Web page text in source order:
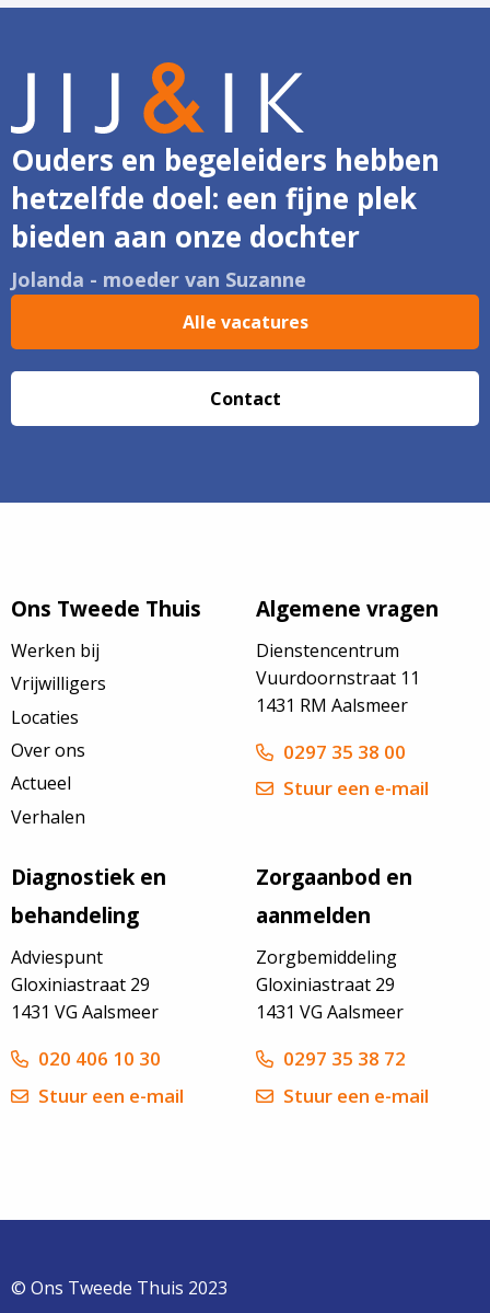
Ouders en begeleiders hebben
hetzelfde doel: een fijne plek
bieden aan onze dochter
Jolanda - moeder van Suzanne
Alle vacatures
Contact
Ons Tweede Thuis
Werken bij
Vrijwilligers
Locaties
Over ons
Actueel
Verhalen
Algemene vragen
Dienstencentrum
Vuurdoornstraat 11
1431 RM Aalsmeer
0297 35 38 00
Stuur een e-mail
Diagnostiek en
behandeling
Adviespunt
Gloxiniastraat 29
1431 VG Aalsmeer
020 406 10 30
Stuur een e-mail
Zorgaanbod en
aanmelden
Zorgbemiddeling
Gloxiniastraat 29
1431 VG Aalsmeer
0297 35 38 72
Stuur een e-mail
© Ons Tweede Thuis 2023